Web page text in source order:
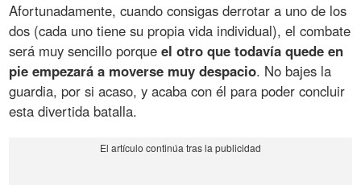
Afortunadamente, cuando consigas derrotar a uno de los
dos (cada uno tiene su propia vida individual), el combate
será muy sencillo porqueel otro que todavía quede en
pie empezará a moverse muy despacio. No bajes la
guardia, por si acaso, y acaba con él para poder concluir
esta divertida batalla.